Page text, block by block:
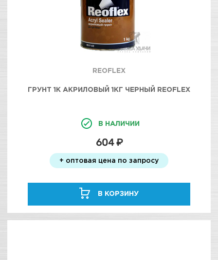
REOFLEX
ГРУНТ 1К АКРИЛОВЫЙ 1КГ ЧЕРНЫЙ REOFLEX
В НАЛИЧИИ
604 ₽
+ оптовая цена по запросу
В КОРЗИНУ